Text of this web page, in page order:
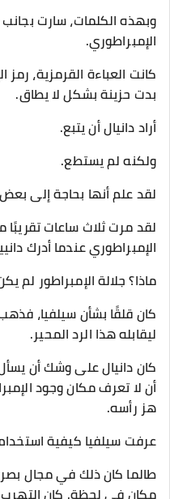
وبهذه الكلمات، سارت
الإمبراطوري.
كانت العباءة القرمزية، رمز
بدت حزينة بشكل لا يطاق.
أراد دانيال أن يتبع.
ولكنه لم يستطع.
لقد علم أنها بحاجة إلى
لقد مرت ثلاث ساعات
الإمبراطوري عندما أدرك
ماذا؟ جلالة الإمبراطور لم
كان قلقًا بشأن سيلفيا،
ليقابله هذا الرد المحير.
كان دانيال على وشك أن
أن لا تعرف مكان وجود
هز رأسه.
عرفت سيلفيا كيفية
طالما كان ذلك في مجال
مكان في لحظة. كان التهرب